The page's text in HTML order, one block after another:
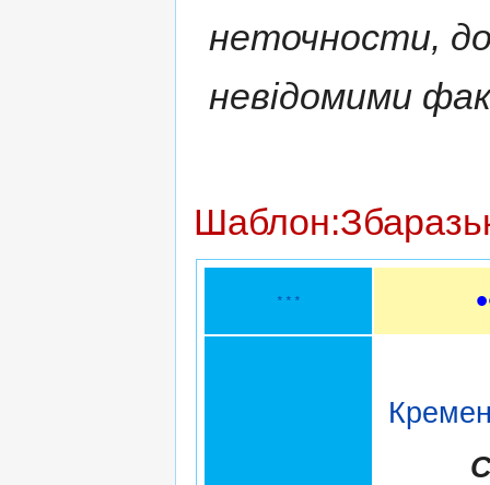
неточности,
невідомими
* * *